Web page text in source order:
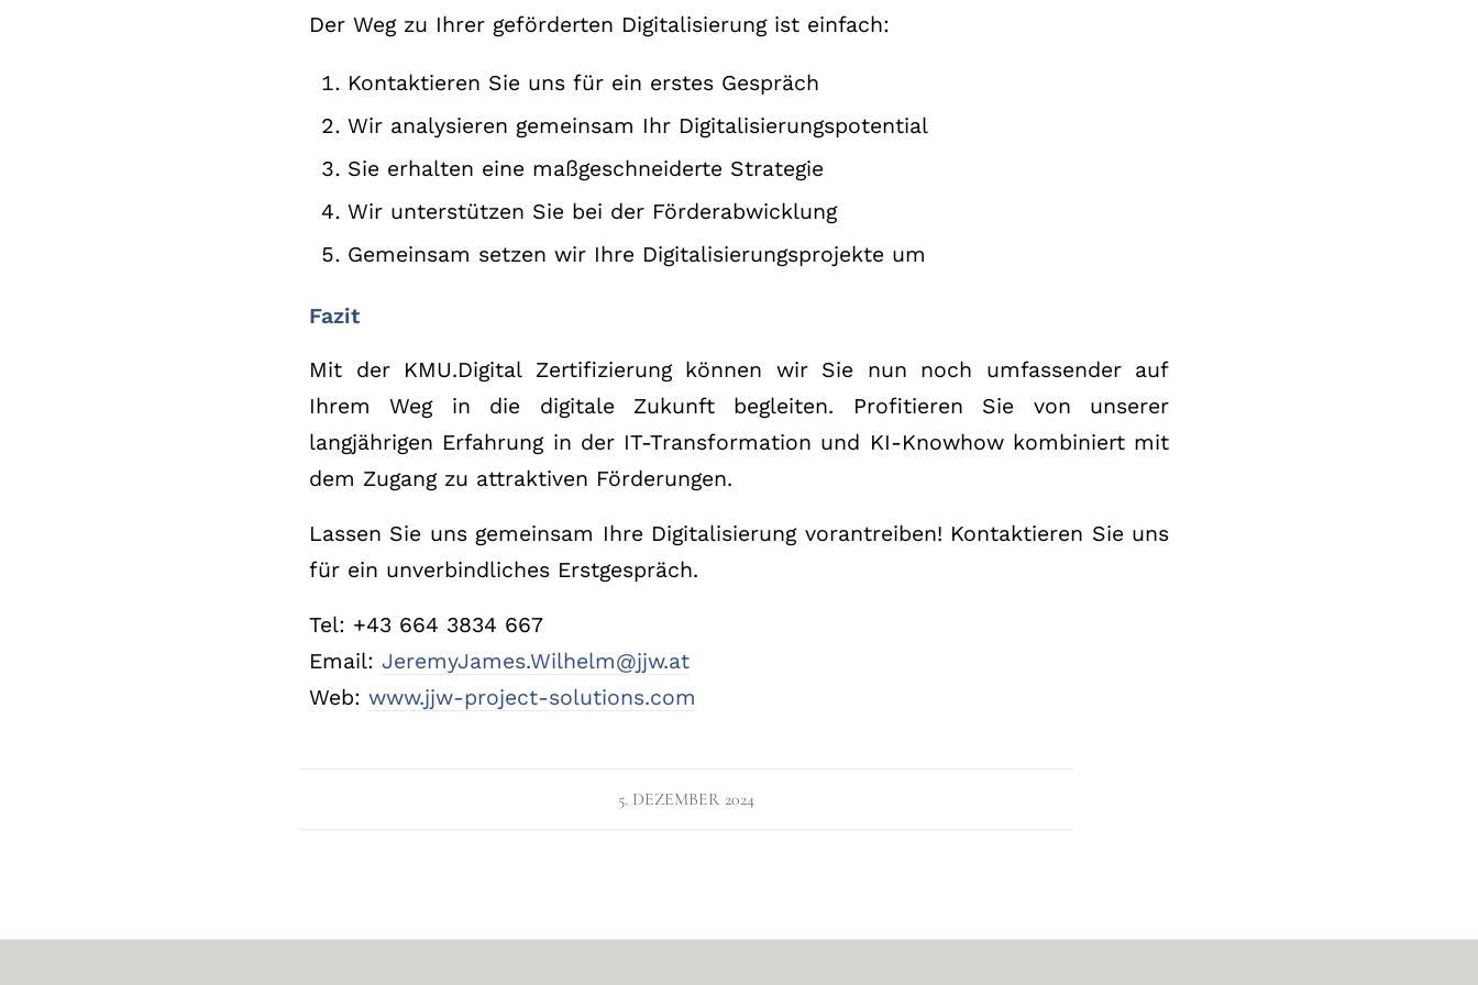
Der Weg zu Ihrer geförderten Digitalisierung ist einfach:
Kontaktieren Sie uns für ein erstes Gespräch
Wir analysieren gemeinsam Ihr Digitalisierungspotential
Sie erhalten eine maßgeschneiderte Strategie
Wir unterstützen Sie bei der Förderabwicklung
Gemeinsam setzen wir Ihre Digitalisierungsprojekte um
Fazit
Mit der KMU.Digital Zertifizierung können wir Sie nun noch umfassender auf
Ihrem Weg in die digitale Zukunft begleiten. Profitieren Sie von unserer
langjährigen Erfahrung in der IT-Transformation und KI-Knowhow kombiniert mit
dem Zugang zu attraktiven Förderungen.
Lassen Sie uns gemeinsam Ihre Digitalisierung vorantreiben! Kontaktieren Sie uns
für ein unverbindliches Erstgespräch.
Tel: +43 664 3834 667
Email: JeremyJames.Wilhelm@jjw.at
Web: www.jjw-project-solutions.com
5. DEZEMBER 2024